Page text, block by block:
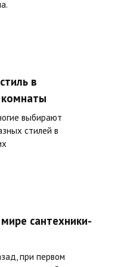
в
выбирают
стилей в
сантехники-
при первом